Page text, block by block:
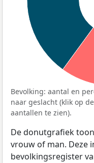
Bevolking: aantal en
naar geslacht (klik op
aantallen te zien).
De donutgrafiek
vrouw of man. Deze
bevolkingsregister